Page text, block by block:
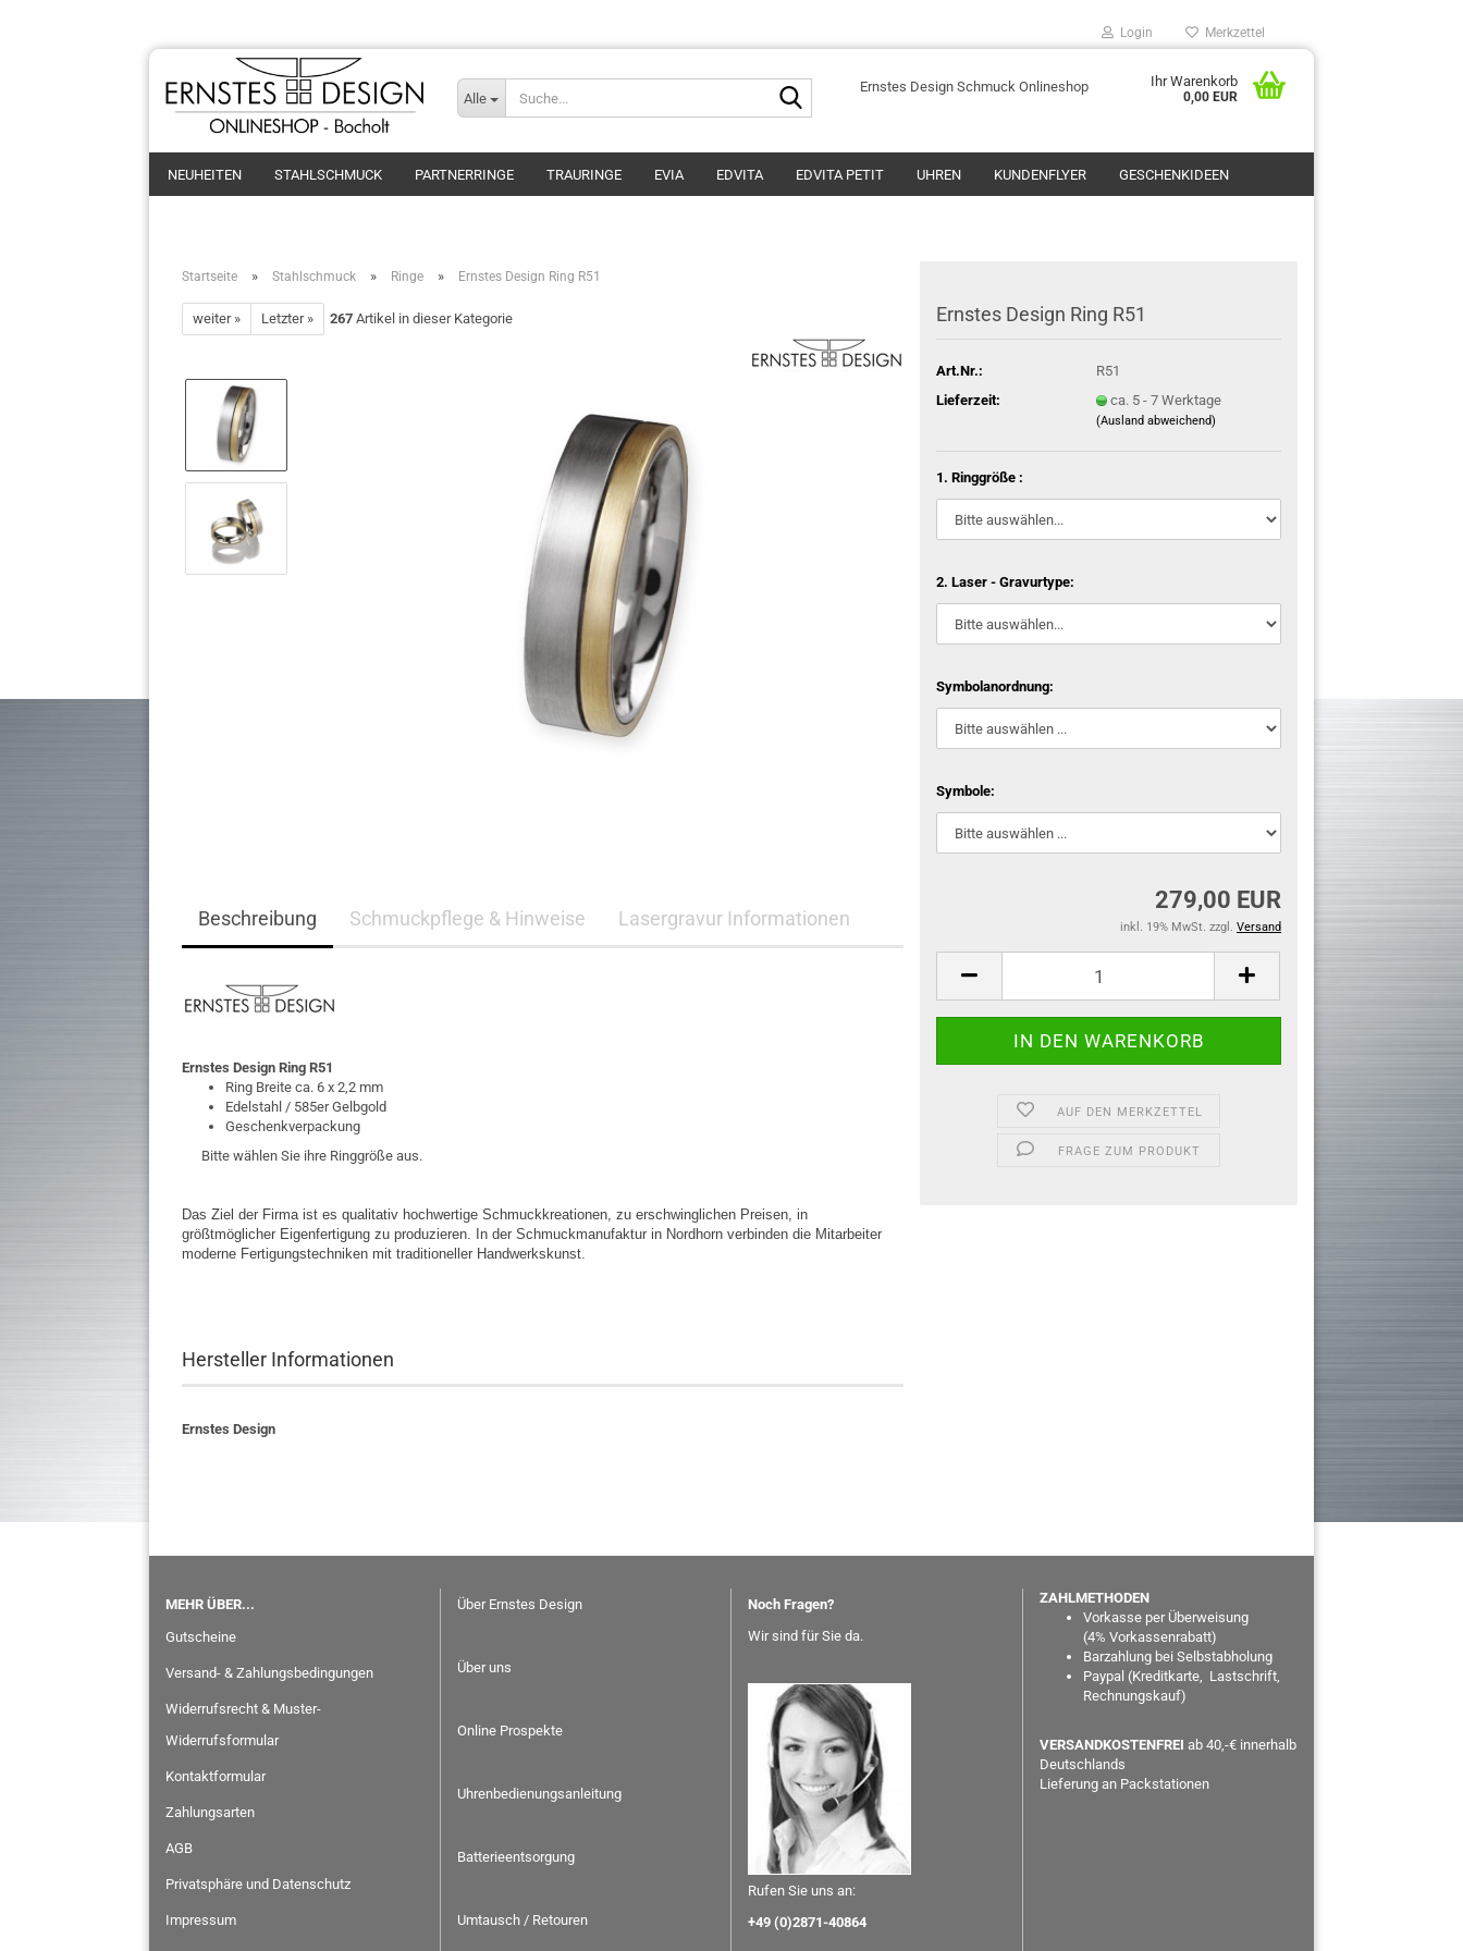
Login Merkzettel
Alle
Ernstes Design Schmuck Onlineshop Ihr Warenkorb
0,00 EUR
NEUHEITEN STAHLSCHMUCK
Armband
PARTNERRINGE TRAURINGE EVIA EDVITA EDVITA PETIT UHREN KUNDENFLYER GESCHENKIDEEN
Startseite » Stahlschmuck » Ringe » Ernstes Design Ring R51
weiter » Letzter » 267 Artikel in dieser Kategorie Ernstes Design Ring R51
Art.Nr.:
R51
Lieferzeit:
ca. 5 - 7 Werktage
(Ausland abweichend)
1. Ringgröße :
2. Laser - Gravurtype:
Symbolanordnung:
Symbole:
279,00 EUR
inkl. 19% MwSt. zzgl. Versand
AUF DEN MERKZETTEL
FRAGE ZUM PRODUKT
Beschreibung Schmuckpflege & Hinweise Lasergravur Informationen
Ernstes Design Ring R51
Ring Breite ca. 6 x 2,2 mm
Edelstahl / 585er Gelbgold
Geschenkverpackung
Bitte wählen Sie ihre Ringgröße aus.
Das Ziel der Firma ist es qualitativ hochwertige Schmuckkreationen, zu erschwinglichen Preisen, in
größtmöglicher Eigenfertigung zu produzieren. In der Schmuckmanufaktur in Nordhorn verbinden die Mitarbeiter
moderne Fertigungstechniken mit traditioneller Handwerkskunst.
Hersteller Informationen
Ernstes Design
MEHR ÜBER...
Gutscheine
Versand- & Zahlungsbedingungen
Widerrufsrecht & Muster-
Widerrufsformular
Kontaktformular
Zahlungsarten
AGB
Privatsphäre und Datenschutz
Impressum
Über Ernstes Design
Über uns
Online Prospekte
Uhrenbedienungsanleitung
Batterieentsorgung
Umtausch / Retouren
Noch Fragen?
Wir sind für Sie da.
Rufen Sie uns an:
+49 (0)2871-40864
ZAHLMETHODEN
Vorkasse per Überweisung
(4% Vorkassenrabatt)
Barzahlung bei Selbstabholung
Paypal (Kreditkarte, Lastschrift,
Rechnungskauf)
VERSANDKOSTENFREI ab 40,-€ innerhalb
Deutschlands
Lieferung an Packstationen